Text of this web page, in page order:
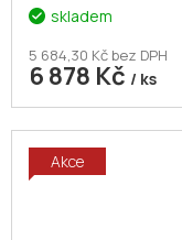
skladem
5 684,30 Kč bez DPH
6 878 Kč / ks
Akce